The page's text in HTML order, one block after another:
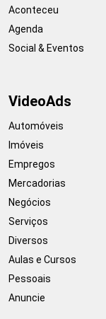
Aconteceu
Agenda
Social & Eventos
VideoAds
Automóveis
Imóveis
Empregos
Mercadorias
Negócios
Serviços
Diversos
Aulas e Cursos
Pessoais
Anuncie